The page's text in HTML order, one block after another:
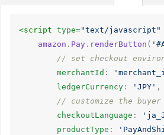
<script type="text/javascript"
amazon . Pay . renderButton (
// set checkout
merchantId :
ledgerCurrency : 'JPY' ,
// customize the buyer
checkoutLanguage :
productType :